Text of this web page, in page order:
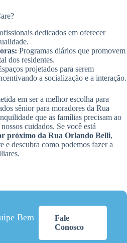
dedicados em oferecer
Programas diários que promovem
dos residentes.
projetados para serem
a socialização e a interação.
em ser a melhor escolha para
sênior para moradores da Rua
que as famílias precisam ao
cuidados. Se você está
próximo da Rua Orlando Belli,
e descubra como podemos fazer a
Bem
Fale
Conosco